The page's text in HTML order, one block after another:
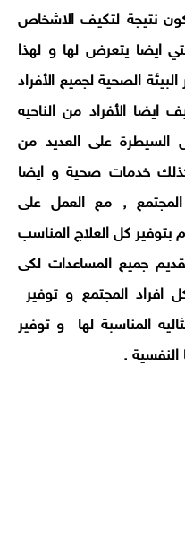
نتيجة لتكيف الاشخاص
ايضا يتعرض لها و لهذا
الصحية لجميع الأفراد
ايضا الأفراد من الناحيه
على العديد من
كذلك خدمات صحية و ايضا
, مع العمل على
بتوفير كل العلاج المناسب
جميع المساعدات لكى
افراد المجتمع و توفير
المناسبة لها و توفير
النفسية .